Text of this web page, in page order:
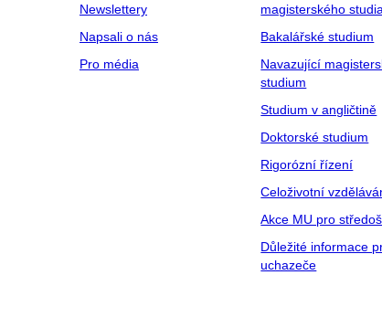
Newslettery
Napsali o nás
Pro média
magisterského studia
Bakalářské studium
Navazující
studium
Studium v angličtině
Doktorské studium
Rigorózní řízení
Celoživotní
Akce MU pro
Důležité informace
uchazeče